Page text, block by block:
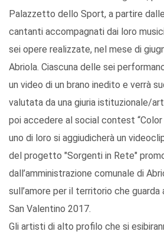
Palazzetto dello Sport, a partire
cantanti accompagnati dai loro
sei opere realizzate, nel mese di
Abriola. Ciascuna delle sei
un video di un brano inedito e verrà
valutata da una giuria istituzionale/
poi accedere al social contest
uno di loro si aggiudicherà un
del progetto "Sorgenti in Rete"
dall’amministrazione comunale di
sull’amore per il territorio che
San Valentino 2017.
Gli artisti di alto profilo che si